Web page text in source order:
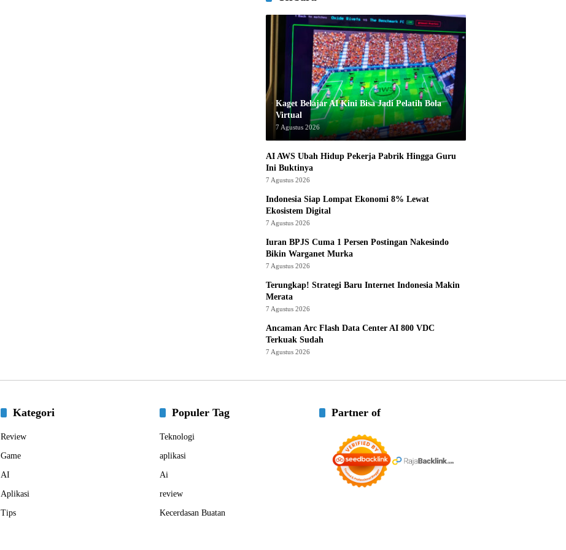
Kaget Belajar AI Kini Bisa Jadi Pelatih Bola
Virtual
7 Agustus 2026
AI AWS Ubah Hidup Pekerja Pabrik Hingga Guru
Ini Buktinya
7 Agustus 2026
Indonesia Siap Lompat Ekonomi 8% Lewat
Ekosistem Digital
7 Agustus 2026
Iuran BPJS Cuma 1 Persen Postingan Nakesindo
Bikin Warganet Murka
7 Agustus 2026
Terungkap! Strategi Baru Internet Indonesia Makin
Merata
7 Agustus 2026
Ancaman Arc Flash Data Center AI 800 VDC
Terkuak Sudah
7 Agustus 2026
Kategori
Review
Game
AI
Aplikasi
Tips
Populer Tag
Teknologi
aplikasi
Ai
review
Kecerdasan Buatan
Partner of